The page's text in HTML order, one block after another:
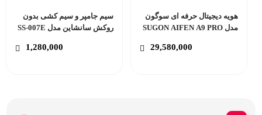
هویه دیجیتال حرفه ای سوگون
مدل SUGON AIFEN A9 PRO
29,580,000
سیم جامپر و سیم کشی بدون
روکش سانشاین مدل SS-007E
1,280,000